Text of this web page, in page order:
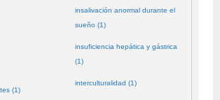
(1)
insalivación anormal durante el
sueño (1)
insuficiencia hepática y gástrica
(1)
interculturalidad (1)